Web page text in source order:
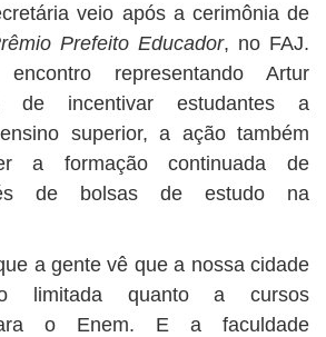
veio após a cerimônia de
Prefeito Educador, no FAJ.
representando Artur
de incentivar estudantes a
superior, a ação também
a formação continuada de
de bolsas de estudo na
a gente vê que a nossa cidade
limitada quanto a cursos
o Enem. E a faculdade